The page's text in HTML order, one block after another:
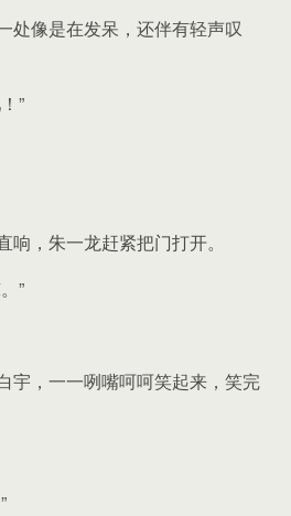
处像是在发呆，还伴有轻声叹
”
，朱一龙赶紧把门打开。
”
宇，一一咧嘴呵呵笑起来，笑完